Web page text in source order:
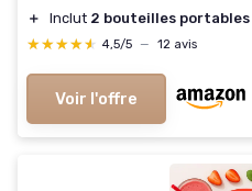
＋
Inclut 2 bouteilles portables
★★★★★
★★★★★ 4,5/5 — 12 avis
Voir l'offre